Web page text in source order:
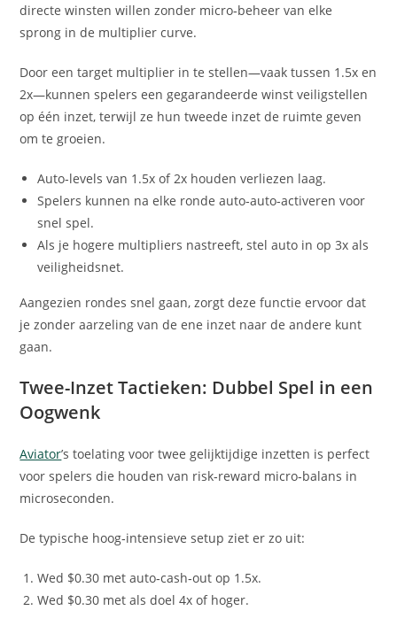
directe winsten willen zonder micro‑beheer van elke
sprong in de multiplier curve.
Door een target multiplier in te stellen—vaak tussen 1.5x en
2x—kunnen spelers een gegarandeerde winst veiligstellen
op één inzet, terwijl ze hun tweede inzet de ruimte geven
om te groeien.
Auto‑levels van 1.5x of 2x houden verliezen laag.
Spelers kunnen na elke ronde auto‑auto‑activeren voor
snel spel.
Als je hogere multipliers nastreeft, stel auto in op 3x als
veiligheidsnet.
Aangezien rondes snel gaan, zorgt deze functie ervoor dat
je zonder aarzeling van de ene inzet naar de andere kunt
gaan.
Twee-Inzet Tactieken: Dubbel Spel in een
Oogwenk
Aviator’s toelating voor twee gelijktijdige inzetten is perfect
voor spelers die houden van risk‑reward micro‑balans in
microseconden.
De typische hoog‑intensieve setup ziet er zo uit:
Wed $0.30 met auto‑cash‑out op 1.5x.
Wed $0.30 met als doel 4x of hoger.